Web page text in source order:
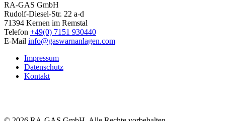
RA-GAS GmbH
Rudolf-Diesel-Str. 22 a-d
71394 Kernen im Remstal
Telefon +49(0) 7151 930440
E-Mail info@gaswarnanlagen.com
Impressum
Datenschutz
Kontakt